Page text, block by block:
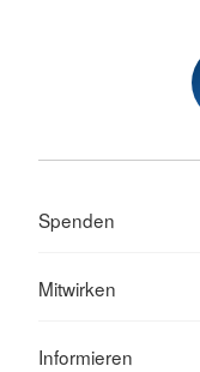
Spenden
Mitwirken
Informieren